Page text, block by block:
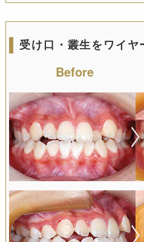
受け口・叢生をワイヤ
Before